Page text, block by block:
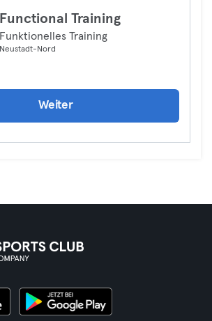
Functional Training
Funktionelles Training
Neustadt-Nord
Weiter